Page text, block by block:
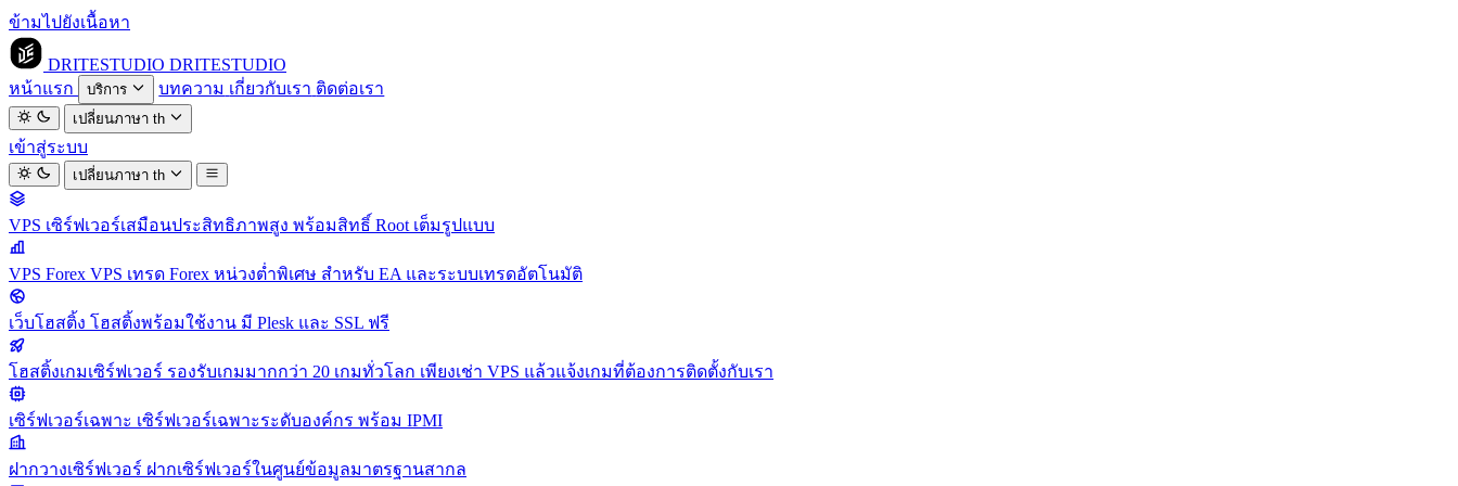
ข้ามไปยังเนื้อหา
DRITESTUDIO DRITESTUDIO
หน้าแรก
บริการ บทความ เกี่ยวกับเรา ติดต่อเรา
เปลี่ยนภาษาth
เข้าสู่ระบบ
เปลี่ยนภาษาth
VPS เซิร์ฟเวอร์เสมือนประสิทธิภาพสูง พร้อมสิทธิ์ Root เต็มรูปแบบ
VPS Forex VPS เทรด Forex หน่วงต่ำพิเศษ สำหรับ EA และระบบเทรดอัตโนมัติ
เว็บโฮสติ้ง โฮสติ้งพร้อมใช้งาน มี Plesk และ SSL ฟรี
โฮสติ้งเกมเซิร์ฟเวอร์ รองรับเกมมากกว่า 20 เกมทั่วโลก เพียงเช่า VPS แล้วแจ้งเกมที่ต้องการติดตั้งกับเรา
เซิร์ฟเวอร์เฉพาะ เซิร์ฟเวอร์เฉพาะระดับองค์กร พร้อม IPMI
ฝากวางเซิร์ฟเวอร์ ฝากเซิร์ฟเวอร์ในศูนย์ข้อมูลมาตรฐานสากล